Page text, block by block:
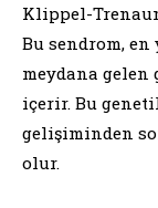
Klippel-
Bu sendrom,
meydana
içerir. Bu
gelişiminden
olur.